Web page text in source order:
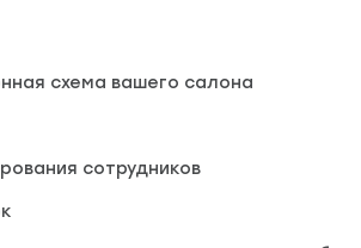
схема вашего салона
сотрудников